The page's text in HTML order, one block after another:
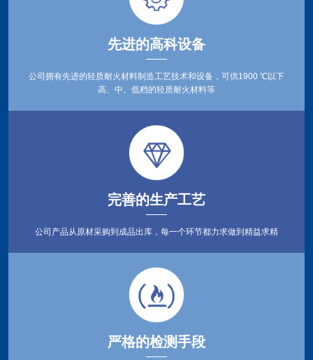
先进的高科设备
公司拥有先进的轻质耐火材料制造工艺技术和设备，可供1900 ℃以下
高、中、低档的轻质耐火材料等
完善的生产工艺
公司产品从原材采购到成品出库，每一个环节都力求做到精益求精
严格的检测手段